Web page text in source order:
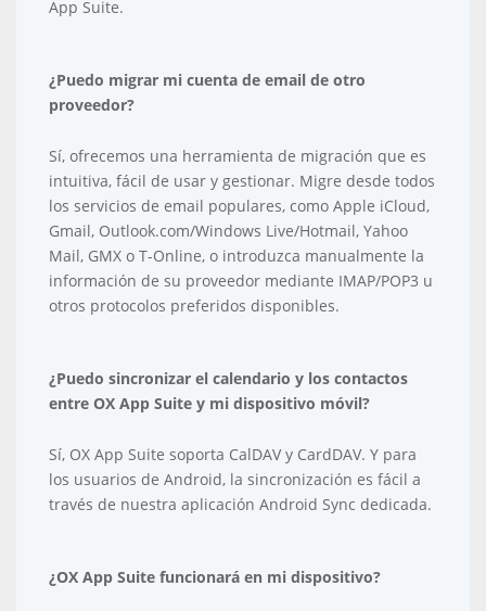
App Suite.
¿Puedo migrar mi cuenta de email de otro
proveedor?
Sí, ofrecemos una herramienta de migración que es
intuitiva, fácil de usar y gestionar. Migre desde todos
los servicios de email populares, como Apple iCloud,
Gmail, Outlook.com/Windows Live/Hotmail, Yahoo
Mail, GMX o T-Online, o introduzca manualmente la
información de su proveedor mediante IMAP/POP3 u
otros protocolos preferidos disponibles.
¿Puedo sincronizar el calendario y los contactos
entre OX App Suite y mi dispositivo móvil?
Sí, OX App Suite soporta CalDAV y CardDAV. Y para
los usuarios de Android, la sincronización es fácil a
través de nuestra aplicación Android Sync dedicada.
¿OX App Suite funcionará en mi dispositivo?